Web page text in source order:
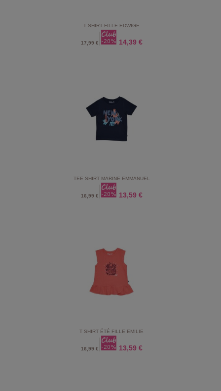
T SHIRT FILLE EDWIGE
17,99 € 14,39 €
TEE SHIRT MARINE EMMANUEL
16,99 € 13,59 €
T SHIRT ÉTÉ FILLE EMILIE
16,99 € 13,59 €